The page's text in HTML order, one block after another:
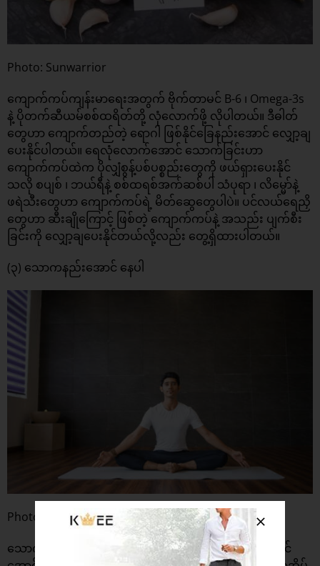
Photo: Sunwarrior
ကျောက်ကပ်ကျန်းမာရေးအတွက် ဗိုက်တာမင် B-6 ၊ Omega-3s
နဲ့ ပိုတက်ဆီယမ်စစ်ထရိတ်တို့ လုံလောက်ဖို့ လိုပါတယ်။ ဒီဓါတ်
တွေဟာ ကျောက်တည်တဲ့ ရောဂါ ဖြစ်နိုင်ခြေနည်းအောင် လျှော့ချ
ပေးနိုင်ပါတယ်။ ရေလုံလောက်အောင် သောက်ခြင်းဟာ
ကျောက်ကပ်ထဲက ပိုလျှံစွန့်ပစ်ပစ္စည်းတွေကို ဖယ်ရှားပေးနိုင်
သလို စပျစ် ၊ ဘယ်ရီနဲ့ စစ်ထရစ်အက်ဆစ်ပါ သံပုရာ ၊ လိမ္မော်နဲ့
ဖရဲသီးတွေဟာ ကျောက်ကပ်ရဲ့ မိတ်ဆွေတွေပါပဲ။ ပင်လယ်ရေညှိ
တွေဟာ ဆီးချိုကြောင့် ဖြစ်တဲ့ ကျောက်ကပ်နဲ့ အသည်း ပျက်စီး
ခြင်းကို လျှော့ချပေးနိုင်တယ်လို့လည်း တွေ့ရှိထားပါတယ်။
(၃) သောကနည်းအောင် နေပါ
Photo: Freepik
သောကနဲ့ ဖိစီးမှုဟာ သင့်ကိုယ်တွင်း အင်္ဂါတွေကို ဖျက်ဆီးနိုင်